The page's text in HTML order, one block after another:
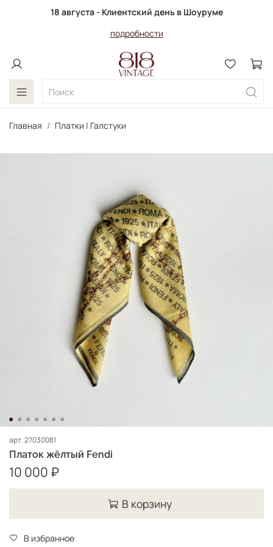
18 августа - Клиентский день в Шоуруме
подробности
Главная Платки | Галстуки
арт.27030081
Платок жёлтый Fendi
10 000 ₽
В корзину
В избранное